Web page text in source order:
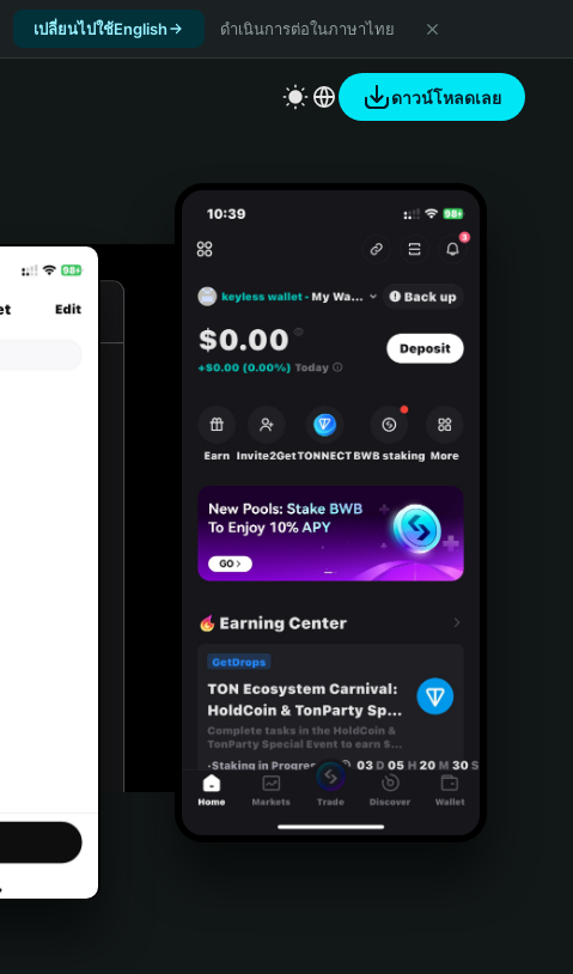
เปลี่ยนไปใช้English ดำเนินการต่อในภาษาไทย
ดาวน์โหลดเลย